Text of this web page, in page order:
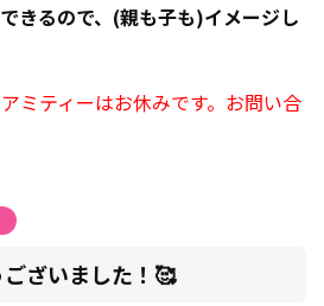
きるので、(親も子も)イメージし
ミティーはお休みです。お問い合
ざいました！🥰